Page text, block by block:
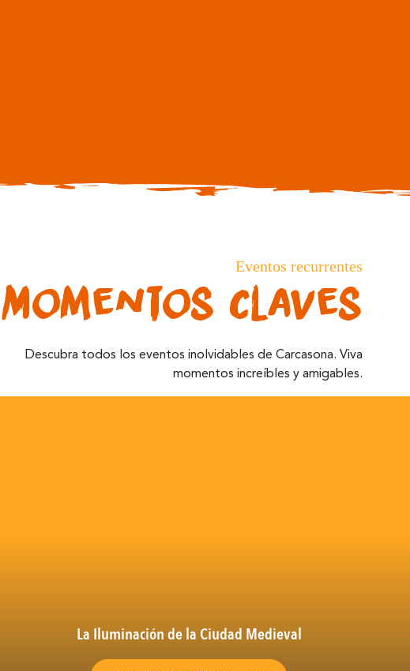
Eventos recurrentes
Momentos Claves
Descubra todos los eventos inolvidables de Carcasona. Viva
momentos increíbles y amigables.
La Iluminación de la Ciudad Medieval